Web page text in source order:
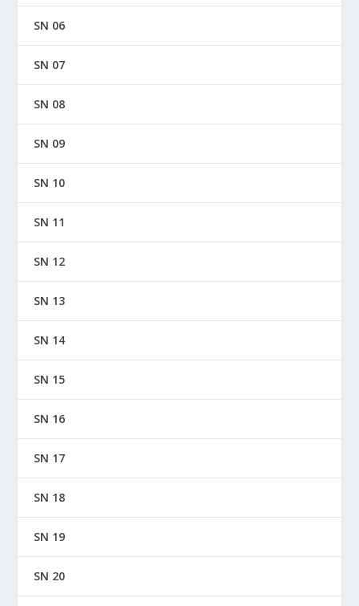
SN 06
SN 07
SN 08
SN 09
SN 10
SN 11
SN 12
SN 13
SN 14
SN 15
SN 16
SN 17
SN 18
SN 19
SN 20